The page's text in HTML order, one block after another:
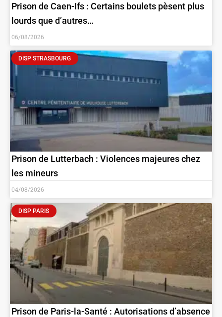
Prison de Caen-Ifs : Certains boulets pèsent plus
lourds que d’autres…
06/08/2026
DISP STRASBOURG
Prison de Lutterbach : Violences majeures chez
les mineurs
04/08/2026
DISP PARIS
Prison de Paris-la-Santé : Autorisations d’absence